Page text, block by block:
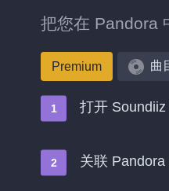
把您在 Pandora
Premium 曲
打开 Soundiiz
关联